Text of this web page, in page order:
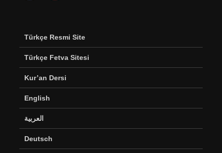
Türkçe Resmi Site
Türkçe Fetva Sitesi
Kur’an Dersi
English
العربية
Deutsch